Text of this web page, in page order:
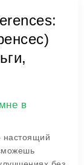
в
настоящий